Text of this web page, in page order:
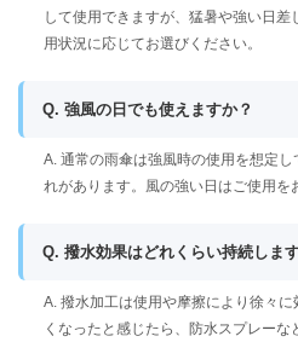
して使用できますが、猛暑や強い日
用状況に応じてお選びください。
Q. 強風の日でも使えますか？
A. 通常の雨傘は強風時の使用を想定
れがあります。風の強い日はご使用を
Q. 撥水効果はどれくらい持続しま
A. 撥水加工は使用や摩擦により徐々
くなったと感じたら、防水スプレー